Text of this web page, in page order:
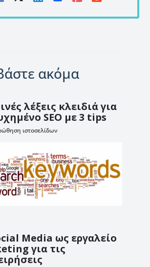
ακόμα
λέξεις κλειδιά για
SEO με 3 tips
ιστοσελίδων
Media ως εργαλείο
για τις